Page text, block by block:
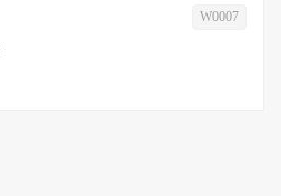
W0007